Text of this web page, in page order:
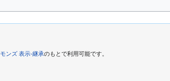
ンズ 表示-継承のもとで利用可能です。